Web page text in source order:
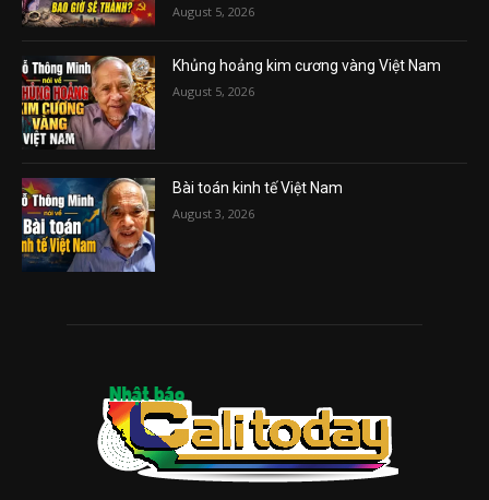
August 5, 2026
Khủng hoảng kim cương vàng Việt Nam
August 5, 2026
Bài toán kinh tế Việt Nam
August 3, 2026